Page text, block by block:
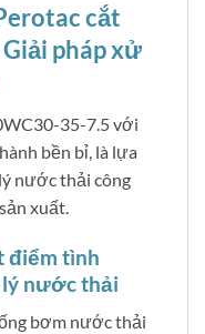
cắt
pháp xử
35-7.5 với
bền bỉ, là lựa
nước thải công
xuất.
điểm tình
nước thải
bơm nước thải